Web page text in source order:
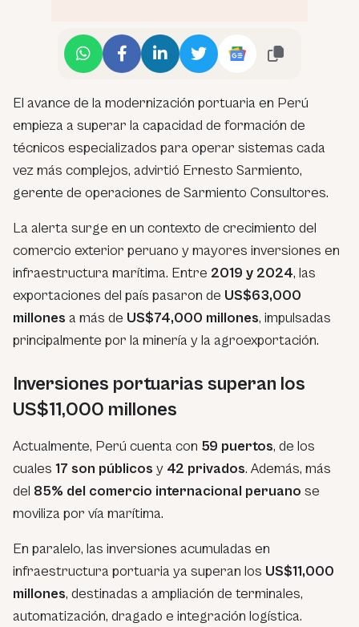
El avance de la modernización portuaria en Perú
empieza a superar la capacidad de formación de
técnicos especializados para operar sistemas cada
vez más complejos, advirtió Ernesto Sarmiento,
gerente de operaciones de Sarmiento Consultores.
La alerta surge en un contexto de crecimiento del
comercio exterior peruano y mayores inversiones en
infraestructura marítima. Entre 2019 y 2024, las
exportaciones del país pasaron de US$63,000
millones a más de US$74,000 millones, impulsadas
principalmente por la minería y la agroexportación.
Inversiones portuarias superan los
US$11,000 millones
Actualmente, Perú cuenta con 59 puertos, de los
cuales 17 son públicos y 42 privados. Además, más
del 85% del comercio internacional peruano se
moviliza por vía marítima.
En paralelo, las inversiones acumuladas en
infraestructura portuaria ya superan los US$11,000
millones, destinadas a ampliación de terminales,
automatización, dragado e integración logística.